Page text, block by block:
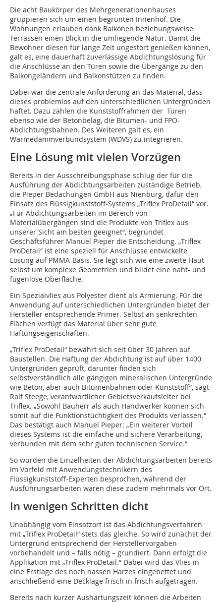
Die acht Baukörper des Mehrgenerationenhauses
gruppieren sich um einen begrünten Innenhof. Die
Wohnungen erlauben dank Balkonen beziehungsweise
Terrassen einen Blick in die umliegende Natur. Damit die
Bewohner diesen für lange Zeit ungestört genießen können,
galt es, eine dauerhaft zuverlässige Abdichtungslösung für
die Anschlüsse an den Türen sowie die Übergänge zu den
Balkongeländern und Balkonstützen zu finden.
Dabei war die zentrale Anforderung an das Material, dass
dieses problemlos auf den unterschiedlichen Untergründen
haftet. Dazu zählen die Kunststoffrahmen der Türen
ebenso wie der Betonbelag, die Bitumen- und FPO-
Abdichtungsbahnen. Des Weiteren galt es, ein
Wärmedämmverbundsystem (WDVS) zu integrieren.
Eine Lösung mit vielen Vorzügen
Bereits in der Ausschreibungsphase schlug der für die
Ausführung der Abdichtungsarbeiten zuständige Betrieb,
die Pieper Bedachungen GmbH aus Nienburg, dafür den
Einsatz des Flüssigkunststoff-Systems „Triflex ProDetail“ vor.
„Für Abdichtungsarbeiten im Bereich von
Materialübergängen sind die Produkte von Triflex aus
unserer Sicht am besten geeignet“, begründet
Geschäftsführer Manuel Pieper die Entscheidung. „Triflex
ProDetail“ ist eine speziell für Anschlüsse entwickelte
Lösung auf PMMA-Basis. Sie legt sich wie eine zweite Haut
selbst um komplexe Geometrien und bildet eine naht- und
fugenlose Oberfläche.
Ein Spezialvlies aus Polyester dient als Armierung. Für die
Anwendung auf unterschiedlichen Untergründen bietet der
Hersteller entsprechende Primer. Selbst an senkrechten
Flächen verfügt das Material über sehr gute
Haftungseigenschaften.
„Triflex ProDetail“ bewährt sich seit über 30 Jahren auf
Baustellen. Die Haftung der Abdichtung ist auf über 1400
Untergründen geprüft, darunter finden sich
selbstverständlich alle gängigen mineralischen Untergründe
wie Beton, aber auch Bitumenbahnen oder Kunststoff“, sagt
Ralf Steege, verantwortlicher Gebietsverkaufsleiter bei
Triflex. „Sowohl Bauherr als auch Handwerker können sich
somit auf die Funktionstüchtigkeit des Produkts verlassen.“
Das bestätigt auch Manuel Pieper: „Ein weiterer Vorteil
dieses Systems ist die einfache und sichere Verarbeitung,
verbunden mit dem sehr guten technischen Service.“
So wurden die Einzelheiten der Abdichtungsarbeiten bereits
im Vorfeld mit Anwendungstechnikern des
Flüssigkunststoff-Experten besprochen, während der
Ausführungsarbeiten waren diese zudem mehrmals vor Ort.
In wenigen Schritten dicht
Unabhängig vom Einsatzort ist das Abdichtungsverfahren
mit „Triflex ProDetail“ stets das gleiche. So wird zunächst der
Untergrund entsprechend der Herstellervorgaben
vorbehandelt und – falls nötig – grundiert. Dann erfolgt die
Applikation mit „Triflex ProDetail.“ Dabei wird das Vlies in
eine Erstlage des noch nassen Harzes eingebettet und
anschließend eine Decklage frisch in frisch aufgetragen.
Bereits nach kurzer Aushärtungszeit können die Arbeiten